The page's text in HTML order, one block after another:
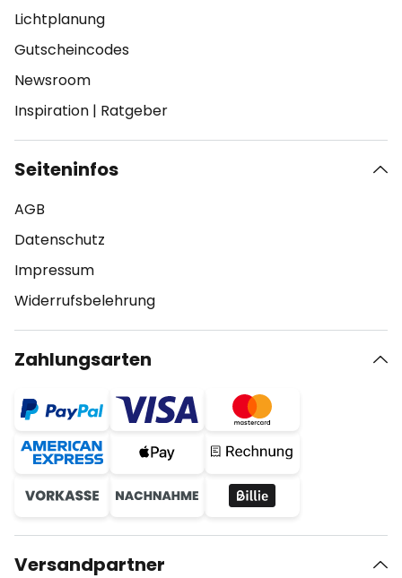
Lichtplanung
Gutscheincodes
Newsroom
Inspiration | Ratgeber
Seiteninfos
AGB
Datenschutz
Impressum
Widerrufsbelehrung
Zahlungsarten
Versandpartner